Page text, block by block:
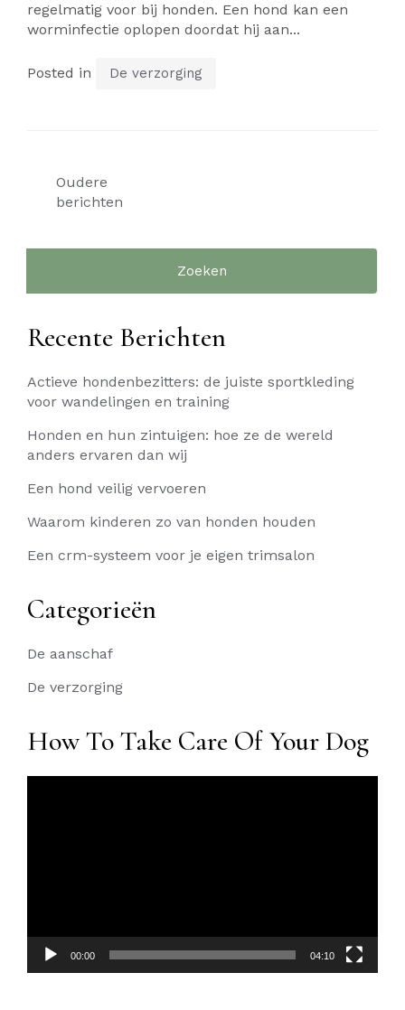
regelmatig voor bij honden. Een hond kan een
worminfectie oplopen doordat hij aan...
Posted in De verzorging
Berichtennavigatie
Oudere
berichten
Recente Berichten
Actieve hondenbezitters: de juiste sportkleding
voor wandelingen en training
Honden en hun zintuigen: hoe ze de wereld
anders ervaren dan wij
Een hond veilig vervoeren
Waarom kinderen zo van honden houden
Een crm-systeem voor je eigen trimsalon
Categorieën
De aanschaf
De verzorging
How To Take Care Of Your Dog
00:00 04:10